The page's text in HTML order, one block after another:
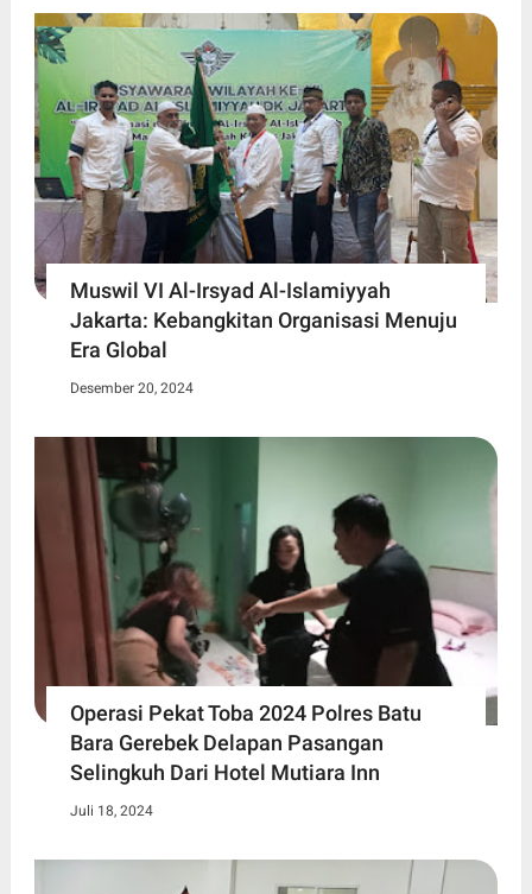
Muswil VI Al-Irsyad Al-Islamiyyah
Jakarta: Kebangkitan Organisasi Menuju
Era Global
Desember 20, 2024
Operasi Pekat Toba 2024 Polres Batu
Bara Gerebek Delapan Pasangan
Selingkuh Dari Hotel Mutiara Inn
Juli 18, 2024